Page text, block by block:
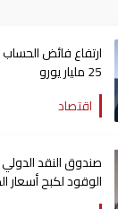
ارتفاع فائض
25 مليار يورو
اقتصاد
صندوق النقد
الوقود لكبح أسعار